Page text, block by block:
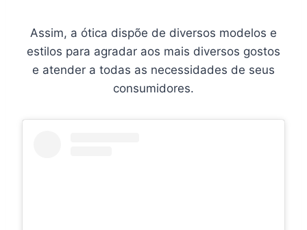
Assim, a ótica dispõe de diversos modelos e
estilos para agradar aos mais diversos gostos
e atender a todas as necessidades de seus
consumidores.